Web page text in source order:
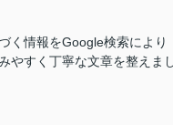
く情報をGoogle検索により
やすく丁寧な文章を整えま